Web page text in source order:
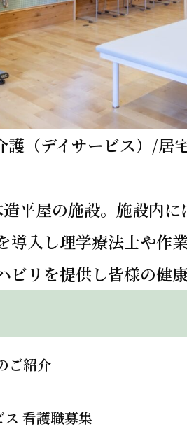
護（デイサービス）/居
平屋の施設。施設内に
導入し理学療法士や作
ビリを提供し皆様の健
ご紹介
ス 看護職募集